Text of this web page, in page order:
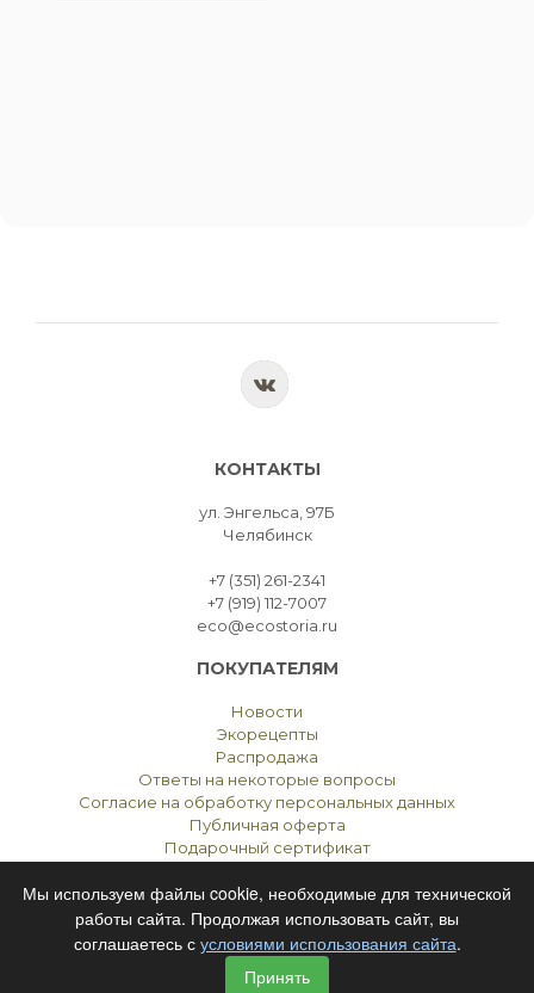
КОНТАКТЫ
ул. Энгельса, 97Б
Челябинск
+7 (351) 261-2341
+7 (919) 112-7007
eco@ecostoria.ru
ПОКУПАТЕЛЯМ
Новости
Экорецепты
Распродажа
Ответы на некоторые вопросы
Согласие на обработку персональных данных
Публичная оферта
Подарочный сертификат
ЭКОСТОРИЯЧЕЛЯБИНСК © 2021
Мы используем файлы cookie, необходимые для технической
работы сайта. Продолжая использовать сайт, вы
соглашаетесь с условиями использования сайта.
Принять